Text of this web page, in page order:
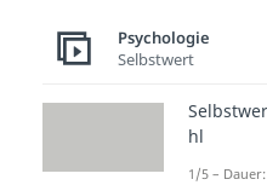
Psychologie
Selbstwert
hl
1/5 –